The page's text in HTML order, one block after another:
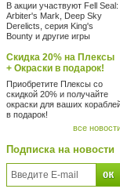
В акции участвуют Fell Seal:
Arbiter's Mark, Deep Sky
Derelicts, серия King's
Bounty и другие игры
Скидка 20% на Плексы
+ Окраски в подарок!
Приобретите Плексы со
скидкой 20% и получайте
окраски для ваших
в подарок!
все
Подписка на новости